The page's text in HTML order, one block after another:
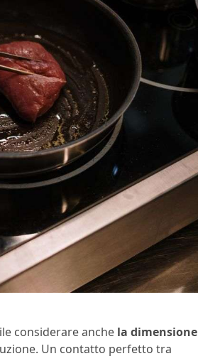
considerare anche la dimensione
Un contatto perfetto tra